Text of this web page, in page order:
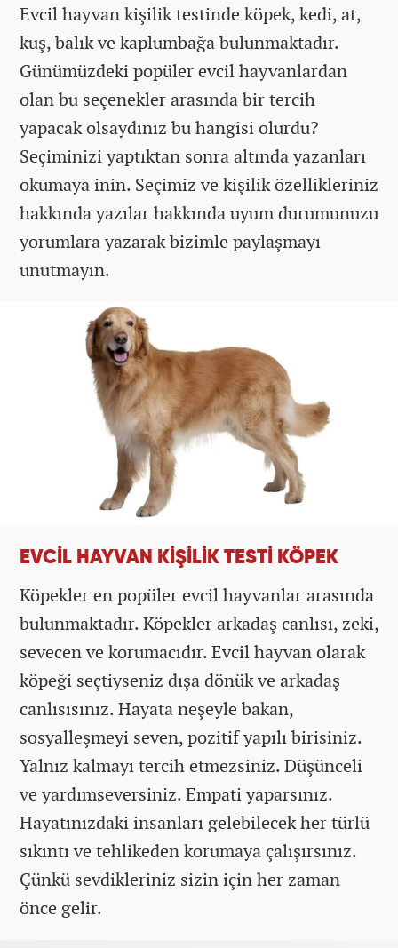
Evcil hayvan kişilik testinde köpek, kedi, at,
kuş, balık ve kaplumbağa bulunmaktadır.
Günümüzdeki popüler evcil hayvanlardan
olan bu seçenekler arasında bir tercih
yapacak olsaydınız bu hangisi olurdu?
Seçiminizi yaptıktan sonra altında yazanları
okumaya inin. Seçimiz ve kişilik özellikleriniz
hakkında yazılar hakkında uyum durumunuzu
yorumlara yazarak bizimle paylaşmayı
unutmayın.
EVCİL HAYVAN KİŞİLİK TESTİ KÖPEK
Köpekler en popüler evcil hayvanlar arasında
bulunmaktadır. Köpekler arkadaş canlısı, zeki,
sevecen ve korumacıdır. Evcil hayvan olarak
köpeği seçtiyseniz dışa dönük ve arkadaş
canlısısınız. Hayata neşeyle bakan,
sosyalleşmeyi seven, pozitif yapılı birisiniz.
Yalnız kalmayı tercih etmezsiniz. Düşünceli
ve yardımseversiniz. Empati yaparsınız.
Hayatınızdaki insanları gelebilecek her türlü
sıkıntı ve tehlikeden korumaya çalışırsınız.
Çünkü sevdikleriniz sizin için her zaman
önce gelir.